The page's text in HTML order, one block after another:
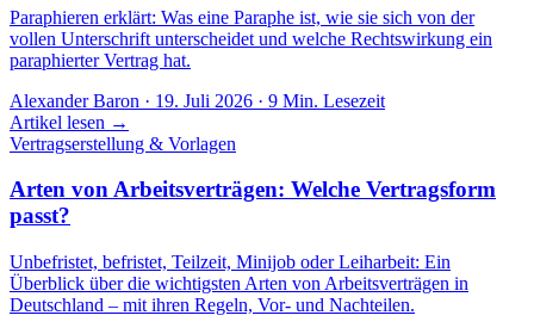
Paraphieren erklärt: Was eine Paraphe ist, wie sie sich von der
vollen Unterschrift unterscheidet und welche Rechtswirkung ein
paraphierter Vertrag hat.
Alexander Baron · 19. Juli 2026 · 9 Min. Lesezeit
Artikel lesen →
Vertragserstellung & Vorlagen
Arten von Arbeitsverträgen: Welche Vertragsform
passt?
Unbefristet, befristet, Teilzeit, Minijob oder Leiharbeit: Ein
Überblick über die wichtigsten Arten von Arbeitsverträgen in
Deutschland – mit ihren Regeln, Vor- und Nachteilen.